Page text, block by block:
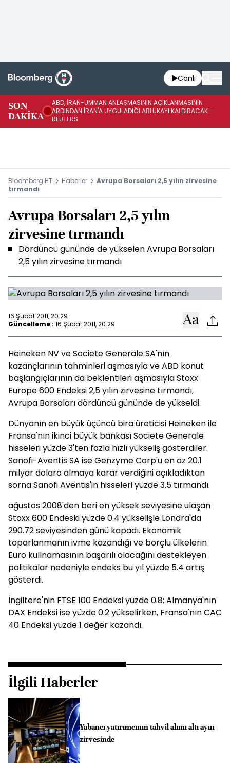
Canlı
SON
DAKİKA
ABD, İRAN-UMMAN ANLAŞMASININ AÇIKLANMASININ
ARDINDAN İRAN'A UYGULADIĞI ABLUKAYI KALDIRACAK -
REUTERS
Bloomberg HT Haberler
Avrupa Borsaları 2,5 yılın zirvesine
tırmandı
Avrupa Borsaları 2,5 yılın
zirvesine tırmandı
Dördüncü gününde de yükselen Avrupa Borsaları
2,5 yılın zirvesine tırmandı
16 Şubat 2011, 20:29
Güncelleme : 16 Şubat 2011, 20:29
Heineken NV ve Societe Generale SA'nın
kazançlarının tahminleri aşmasıyla ve ABD konut
başlangıçlarının da beklentileri aşmasıyla Stoxx
Europe 600 Endeksi 2,5 yılın zirvesine tırmandı,
Avrupa Borsaları dördüncü gününde de yükseldi.
Dünyanın en büyük üçüncü bira üreticisi Heineken ile
Fransa'nın ikinci büyük bankası Societe Generale
hisseleri yüzde 3'ten fazla hızlı yükseliş gösterdiler.
Sanofi-Aventis SA ise Genzyme Corp'u en az 20.1
milyar dolara almaya karar verdiğini açıkladıktan
sorna Sanofi Aventis'in hisseleri yüzde 3.5 tırmandı.
ağustos 2008'den beri en yüksek seviyesine ulaşan
Stoxx 600 Endeski yüzde 0.4 yükselişle Londra'da
290.72 seviyesinden günü kapadı. Ekonomik
toparlanmanın ivme kazandığı ve borçlu ülkelerin
Euro kullnamasının başarılı olacağını destekleyen
politikalar nedeniyle endeks bu yıl yüzde 5.4 artış
gösterdi.
İngiltere'nin FTSE 100 Endeksi yüzde 0.8; Almanya'nın
DAX Endeksi ise yüzde 0.2 yükselirken, Fransa'nın CAC
40 Endeksi yüzde 1 değer kazandı.
İlgili Haberler
Yabancı yatırımcının tahvil alımı altı ayın
zirvesinde